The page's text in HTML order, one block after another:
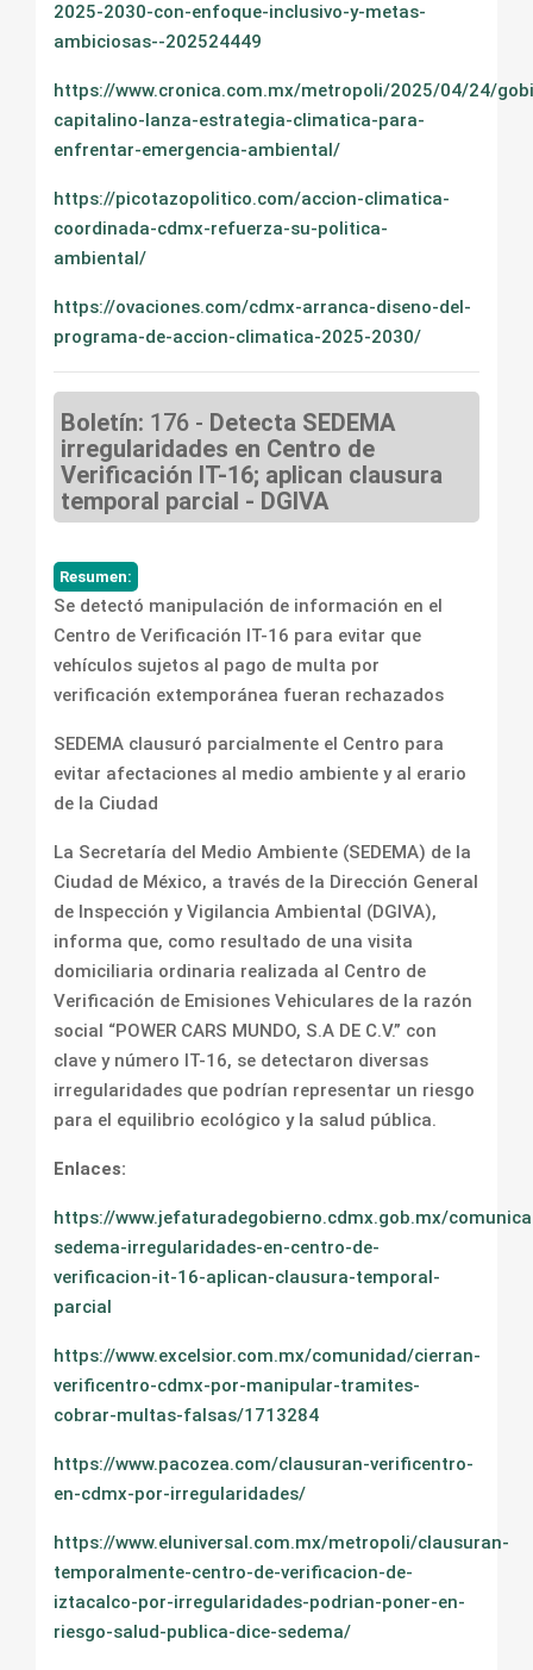
2025-2030-con-enfoque-inclusivo-y-metas-
ambiciosas--202524449
https://www.cronica.com.mx/metropoli/2025/04/24/
capitalino-lanza-estrategia-climatica-para-
enfrentar-emergencia-ambiental/
https://picotazopolitico.com/accion-climatica-
coordinada-cdmx-refuerza-su-politica-
ambiental/
https://ovaciones.com/cdmx-arranca-diseno-del-
programa-de-accion-climatica-2025-2030/
Boletín: 176 - Detecta SEDEMA
irregularidades en Centro de
Verificación IT-16; aplican clausura
temporal parcial - DGIVA
Resumen:
Se detectó manipulación de información en el
Centro de Verificación IT-16 para evitar que
vehículos sujetos al pago de multa por
verificación extemporánea fueran rechazados
SEDEMA clausuró parcialmente el Centro para
evitar afectaciones al medio ambiente y al erario
de la Ciudad
La Secretaría del Medio Ambiente (SEDEMA) de la
Ciudad de México, a través de la Dirección General
de Inspección y Vigilancia Ambiental (DGIVA),
informa que, como resultado de una visita
domiciliaria ordinaria realizada al Centro de
Verificación de Emisiones Vehiculares de la razón
social “POWER CARS MUNDO, S.A DE C.V.” con
clave y número IT-16, se detectaron diversas
irregularidades que podrían representar un riesgo
para el equilibrio ecológico y la salud pública.
Enlaces:
https://www.jefaturadegobierno.cdmx.gob.mx/
sedema-irregularidades-en-centro-de-
verificacion-it-16-aplican-clausura-temporal-
parcial
https://www.excelsior.com.mx/comunidad/cierran-
verificentro-cdmx-por-manipular-tramites-
cobrar-multas-falsas/1713284
https://www.pacozea.com/clausuran-verificentro-
en-cdmx-por-irregularidades/
https://www.eluniversal.com.mx/metropoli/clausuran-
temporalmente-centro-de-verificacion-de-
iztacalco-por-irregularidades-podrian-poner-en-
riesgo-salud-publica-dice-sedema/